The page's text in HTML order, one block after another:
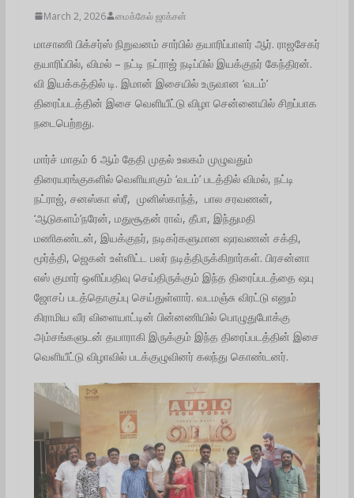
March 2, 2026 மைக்கேல் ஜாக்சன்
மாசாணி பிக்சர்ஸ் நிறுவனம் சார்பில் தயாரிப்பாளர் ஆர். ராஜசேகர்
தயாரிப்பில், விமல் – நட்டி நட்ராஜ் நடிப்பில் இயக்குநர் கேந்திரன்.
வி இயக்கத்தில் டி. இமான் இசையில் உருவான ‘வடம்’
திரைப்படத்தின் இசை வெளியீட்டு விழா சென்னையில் சிறப்பாக
நடைபெற்றது.
மார்ச் மாதம் 6 ஆம் தேதி முதல் உலகம் முழுவதும்
திரையரங்குகளில் வெளியாகும் ‘வடம்’ படத்தில் விமல், நட்டி
நட்ராஜ், சனஸ்கா ஸ்ரீ, முனிஸ்காந்த், பால சரவணன்,
‘ஆடுகளம்’நரேன், மதுசூதன் ராவ், தீபா, இந்துமதி
மணிகண்டன், இயக்குநர், நடிகர்களுமான ஷரவணன் சக்தி,
மூர்த்தி, ஜெகன் உள்ளிட்ட பலர் நடித்திருக்கிறார்கள். பிரசன்னா
எஸ் குமார் ஒளிப்பதிவு செய்திருக்கும் இந்த திரைப்படத்தை ஷபு
ஜோசப் படத்தொகுப்பு செய்துள்ளார். வடமஞ்சு விரட்டு எனும்
கிராமிய வீர விளையாட்டின் பின்னணியில் பொழுதுபோக்கு
அம்சங்களுடன் தயாராகி இருக்கும் இந்த திரைப்படத்தின் இசை
வெளியீட்டு விழாவில் படக்குழுவினர் கலந்து கொண்டனர்.